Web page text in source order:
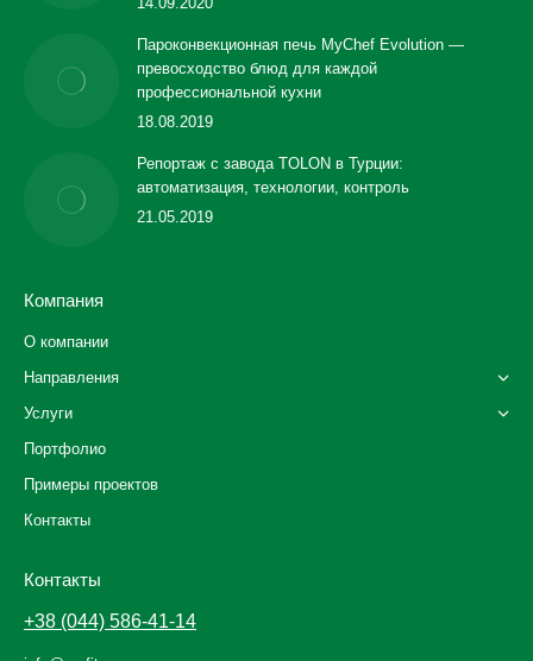
Пароконвекционная печь MyChef Evolution —
превосходство блюд для каждой
профессиональной кухни
18.08.2019
Репортаж с завода TOLON в Турции:
автоматизация, технологии, контроль
21.05.2019
Компания
О компании
Направления
Услуги
Портфолио
Примеры проектов
Контакты
Контакты
+38 (044) 586-41-14